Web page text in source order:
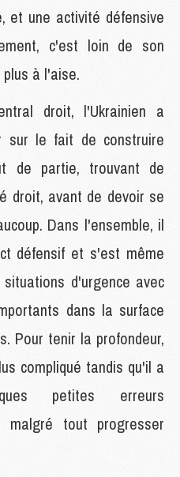
et une activité défensive
c'est loin de son
à l'aise.
droit, l'Ukrainien a
sur le fait de construire
de partie, trouvant de
droit, avant de devoir se
Dans l'ensemble, il
défensif et s'est même
d'urgence avec
dans la surface
Pour tenir la profondeur,
compliqué tandis qu'il a
petites erreurs
malgré tout progresser